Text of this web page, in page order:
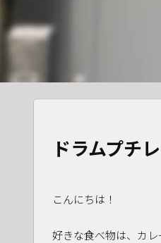
ドラムプチ
こんにちは！
好きな食べ物は、カ